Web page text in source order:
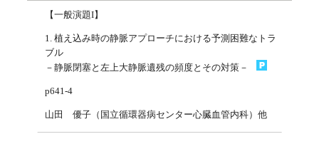
【一般演題I】
1. 植え込み時の静脈アプローチにおける予測困難なトラ
ブル
－静脈閉塞と左上大静脈遺残の頻度とその対策－
p641-4
山田 優子（国立循環器病センター心臓血管内科）他